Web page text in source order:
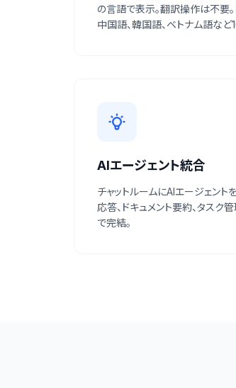
の言語で表示。翻訳操作は不要。
中国語、韓国語、ベトナム語など
AIエージェント統合
チャットルームにAIエージェント
応答、ドキュメント要約、タスク
で完結。